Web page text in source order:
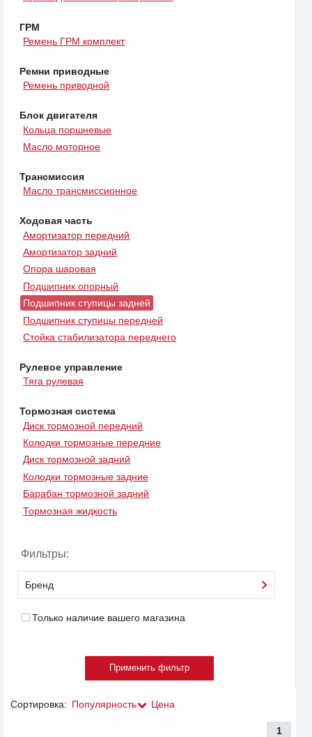
ГРМ
Ремень ГРМ комплект
Ремни приводные
Ремень приводной
Блок двигателя
Кольца поршневые
Масло моторное
Трансмиссия
Масло трансмиссионное
Ходовая часть
Амортизатор передний
Амортизатор задний
Опора шаровая
Подшипник опорный
Подшипник ступицы задней
Подшипник ступицы передней
Стойка стабилизатора переднего
Рулевое управление
Тяга рулевая
Тормозная система
Диск тормозной передний
Колодки тормозные передние
Диск тормозной задний
Колодки тормозные задние
Барабан тормозной задний
Тормозная жидкость
Фильтры:
Бренд
Только наличие вашего магазина
Сортировка: Популярность Цена
1